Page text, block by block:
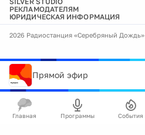
РЕКЛАМОДАТЕЛЯМ
ЮРИДИЧЕСКАЯ ИНФОРМАЦИЯ
2026 Радиостанция «Серебряный Дождь»
Прямой эфир
Главная Программы События